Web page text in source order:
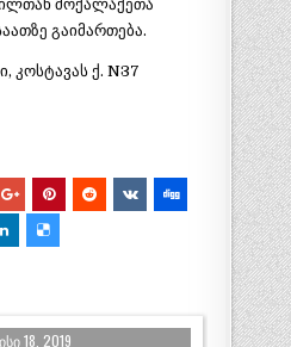
მოქალაქეთა
გაიმართება.
კოსტავას ქ. N37
18, 2019